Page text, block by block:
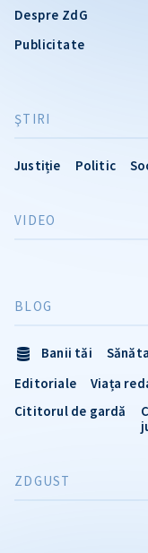
Despre ZdG
Publicitate
ŞTIRI
Justiție Politic
VIDEO
BLOG
Banii tăi
Editoriale
Viața
Cititorul de gardă
ZDGUST